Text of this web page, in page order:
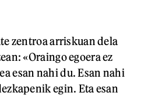
zentroa arriskuan dela
«Oraingo egoera ez
esan nahi du. Esan nahi
egin. Eta esan